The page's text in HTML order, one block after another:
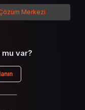
Merkezi
mu var?